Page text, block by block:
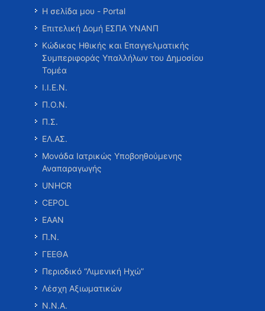
Η σελίδα μου - Portal
Επιτελική Δομή ΕΣΠΑ ΥΝΑΝΠ
Κώδικας Ηθικής και Επαγγελματικής
Συμπεριφοράς Υπαλλήλων του Δημοσίου
Τομέα
Ι.Ι.Ε.Ν.
Π.Ο.Ν.
Π.Σ.
ΕΛ.ΑΣ.
Μονάδα Ιατρικώς Υποβοηθούμενης
Αναπαραγωγής
UNHCR
CEPOL
ΕΑΑΝ
Π.Ν.
ΓΕΕΘΑ
Περιοδικό “Λιμενική Ηχώ”
Λέσχη Αξιωματικών
Ν.Ν.Α.